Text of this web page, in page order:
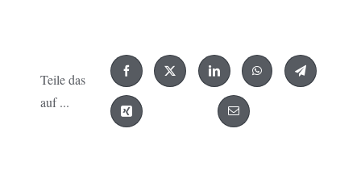
Teile das
auf ...